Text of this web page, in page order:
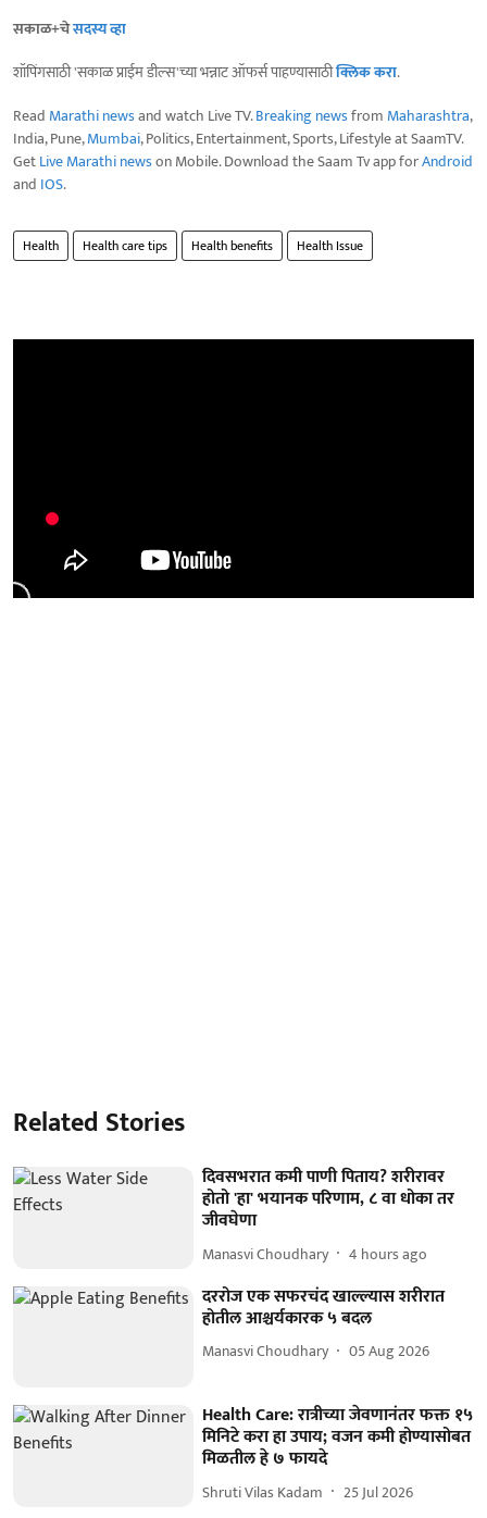
सकाळ+चेसदस्य व्हा
शॉपिंगसाठी 'सकाळ प्राईम डील्स'च्या भन्नाट ऑफर्स पाहण्यासाठीक्लिक करा.
Read Marathi newsand watch Live TV.Breaking newsfrom Maharashtra,
India, Pune,Mumbai, Politics, Entertainment, Sports, Lifestyle at SaamTV.
GetLive Marathi newson Mobile. Download the Saam Tv app forAndroid
and IOS.
Health Health care tips Health benefits Health Issue
Related Stories
दिवसभरात कमी पाणी पिताय? शरीरावर
होतो 'हा' भयानक परिणाम, ८ वा धोका तर
जीवघेणा
Manasvi Choudhary 4 hours ago
दररोज एक सफरचंद खाल्ल्यास शरीरात
होतील आश्चर्यकारक ५ बदल
Manasvi Choudhary 05 Aug 2026
Health Care: रात्रीच्या जेवणानंतर फक्त १५
मिनिटे करा हा उपाय; वजन कमी होण्यासोबत
मिळतील हे ७ फायदे
Shruti Vilas Kadam 25 Jul 2026